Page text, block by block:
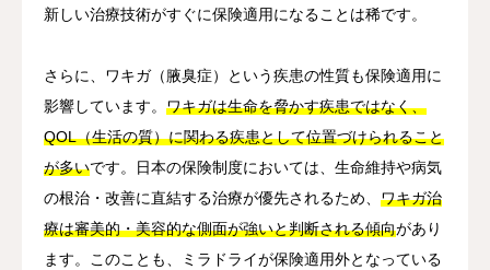
新しい治療技術がすぐに保険適用になることは稀です。
さらに、ワキガ（腋臭症）という疾患の性質も保険適用に
影響しています。 ワキガは生命を脅かす疾患ではなく、
QOL（生活の質）に関わる疾患として位置づけられること
が多いです。日本の保険制度においては、生命維持や病気
の根治・改善に直結する治療が優先されるため、 ワキガ治
療は審美的・美容的な側面が強いと判断される傾向があり
ます。このことも、ミラドライが保険適用外となっている